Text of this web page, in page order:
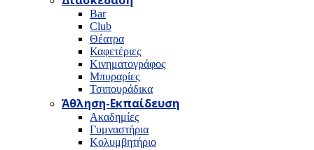
Bar
Club
Θέατρα
Καφετέριες
Κινηματογράφος
Μπυραρίες
Τσιπουράδικα
Άθληση-Εκπαίδευση
Ακαδημίες
Γυμναστήρια
Κολυμβητήριο